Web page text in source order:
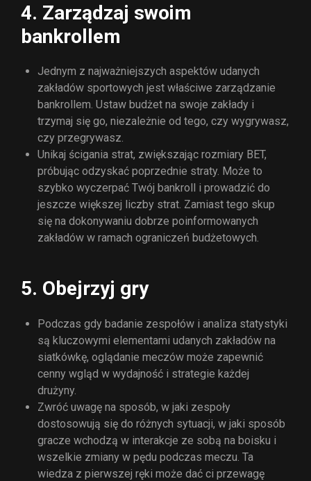
4. Zarządzaj swoim
bankrollem
Jednym z najważniejszych aspektów udanych
zakładów sportowych jest właściwe zarządzanie
bankrollem. Ustaw budżet na swoje zakłady i
trzymaj się go, niezależnie od tego, czy wygrywasz,
czy przegrywasz.
Unikaj ścigania strat, zwiększając rozmiary BET,
próbując odzyskać poprzednie straty. Może to
szybko wyczerpać Twój bankroll i prowadzić do
jeszcze większej liczby strat. Zamiast tego skup
się na dokonywaniu dobrze poinformowanych
zakładów w ramach ograniczeń budżetowych.
5. Obejrzyj gry
Podczas gdy badanie zespołów i analiza statystyki
są kluczowymi elementami udanych zakładów na
siatkówkę, oglądanie meczów może zapewnić
cenny wgląd w wydajność i strategie każdej
drużyny.
Zwróć uwagę na sposób, w jaki zespoły
dostosowują się do różnych sytuacji, w jaki sposób
gracze wchodzą w interakcje ze sobą na boisku i
wszelkie zmiany w pędu podczas meczu. Ta
wiedza z pierwszej ręki może dać ci przewagę